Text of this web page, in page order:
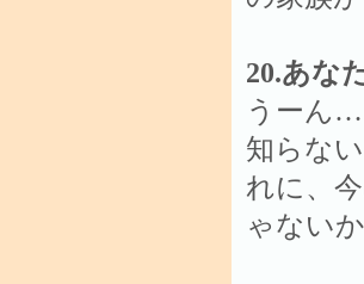
20.あな
うーん
知らな
れに、
ゃないか